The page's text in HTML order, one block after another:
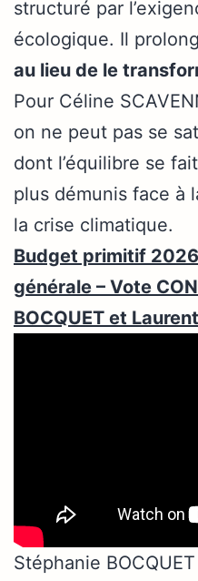
structuré par
écologique. Il
au lieu de le
Pour Céline
on ne peut pas se
dont l’équilibre se
plus démunis face à
la crise climatique.
Budget primitif
générale – Vote
BOCQUET et
Stéphanie